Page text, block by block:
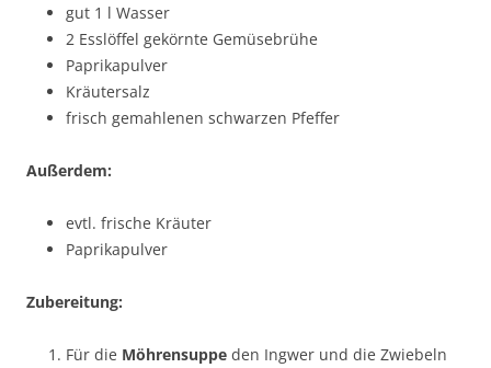
gut 1 l Wasser
2 Esslöffel gekörnte Gemüsebrühe
Paprikapulver
Kräutersalz
frisch gemahlenen schwarzen Pfeffer
Außerdem:
evtl. frische Kräuter
Paprikapulver
Zubereitung:
Für die Möhrensuppe den Ingwer und die Zwiebeln